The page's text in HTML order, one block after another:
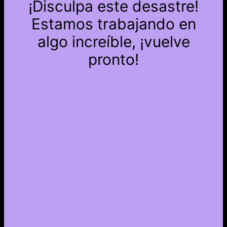
¡Disculpa este desastre!
Estamos trabajando en
algo increíble, ¡vuelve
pronto!